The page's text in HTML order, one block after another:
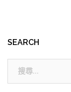
SEARCH